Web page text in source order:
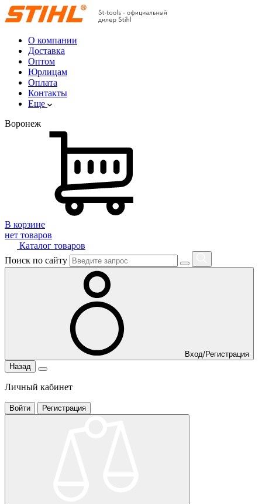
О компании
Доставка
Оптом
Юрлицам
Оплата
Контакты
Еще
Воронеж
В корзине
нет товаров
Каталог товаров
Поиск по сайту
Вход/Регистрация
Назад
Личный кабинет
Войти Регистрация